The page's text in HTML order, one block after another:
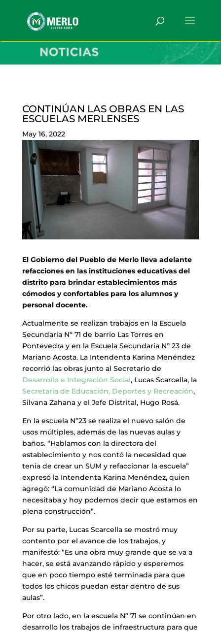
CONTINÚAN LAS OBRAS EN LAS
ESCUELAS MERLENSES
May 16, 2022
El Gobierno del Pueblo de Merlo lleva adelante
refacciones en las instituciones educativas del
distrito para brindar establecimientos más
cómodos y confortables para los alumnos y
personal docente.
Actualmente se realizan trabajos en la Escuela
Secundaria Nº 71 de barrio Las Torres en
Pontevedra y en la Escuela Secundaria Nº 23 de
Mariano Acosta. La Intendenta Karina Menéndez
recorrió las obras junto al Secretario de
Desarrollo e Integración Social, Lucas Scarcella, la
Secretaria de Educación, Deportes y Recreación,
Silvana Zahana y el Jefe Distrital, Hugo Rosá.
En la escuela Nº23 se realiza el nuevo salón de
usos múltiples, además de las nuevas aulas y
baños. “Hablamos con la directora del
establecimiento y nos contó la necesidad que
tenia de crear un SUM y refaccionar la escuela”
expresó la Intendenta Karina Menéndez, quien
agregó: “La comunidad de Mariano Acosta lo
necesitaba y hoy podemos decir que estamos en
plena construcción”.
Por su parte, Lucas Scarcella se mostró muy
contento por el avance de los trabajos, y
manifestó: “Es una obra muy grande que se va a
hacer, se está avanzando rápido y esperemos
que en poco tiempo esté terminada para que
todos los chicos puedan estar dentro de sus
aulas”.
Por otro lado, en la escuela Nº 71 se continúan en
desarrollo los trabajos de infraestructura para que